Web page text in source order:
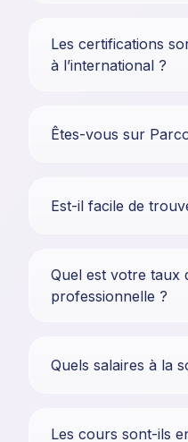
Les certifications
à l’international ?
Êtes-vous sur
Est-il facile de
Quel est votre taux
professionnelle ?
Quels salaires à la
Les cours sont-ils